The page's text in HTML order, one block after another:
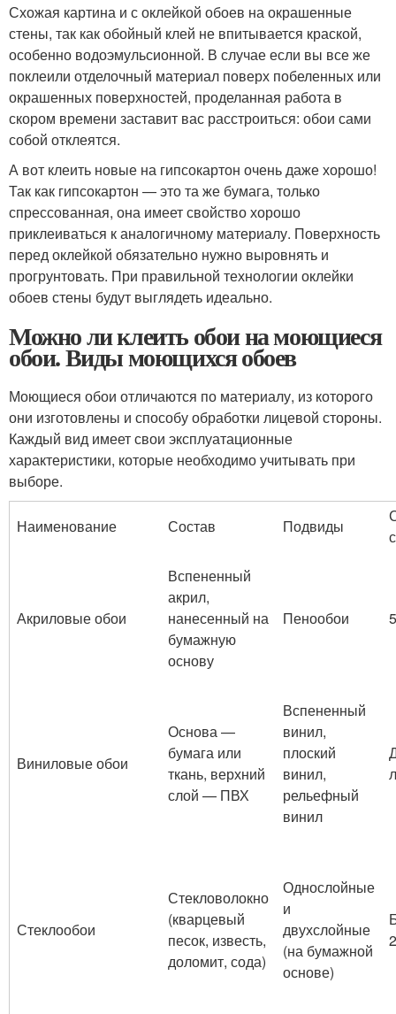
Схожая картина и с оклейкой обоев на окрашенные
стены, так как обойный клей не впитывается краской,
особенно водоэмульсионной. В случае если вы все же
поклеили отделочный материал поверх побеленных или
окрашенных поверхностей, проделанная работа в
скором времени заставит вас расстроиться: обои сами
собой отклеятся.
А вот клеить новые на гипсокартон очень даже хорошо!
Так как гипсокартон — это та же бумага, только
спрессованная, она имеет свойство хорошо
приклеиваться к аналогичному материалу. Поверхность
перед оклейкой обязательно нужно выровнять и
прогрунтовать. При правильной технологии оклейки
обоев стены будут выглядеть идеально.
Можно ли клеить обои на моющиеся
обои. Виды моющихся обоев
Моющиеся обои отличаются по материалу, из которого
они изготовлены и способу обработки лицевой стороны.
Каждый вид имеет свои эксплуатационные
характеристики, которые необходимо учитывать при
выборе.
Наименование Состав Подвиды
Акриловые обои
Вспененный
акрил,
нанесенный на
бумажную
основу
Пенообои
Виниловые обои
Основа —
бумага или
ткань, верхний
слой — ПВХ
Вспененный
винил,
плоский
винил,
рельефный
винил
Стеклообои
Стекловолокно
(кварцевый
песок, известь,
доломит, сода)
Однослойные
и
двухслойные
(на бумажной
основе)